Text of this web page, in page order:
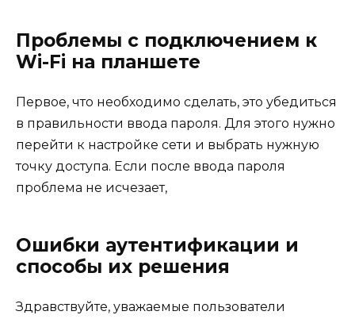
Проблемы с подключением к
Wi-Fi на планшете
Первое, что необходимо сделать, это убедиться
в правильности ввода пароля. Для этого нужно
перейти к настройке сети и выбрать нужную
точку доступа. Если после ввода пароля
проблема не исчезает,
Ошибки аутентификации и
способы их решения
Здравствуйте, уважаемые пользователи